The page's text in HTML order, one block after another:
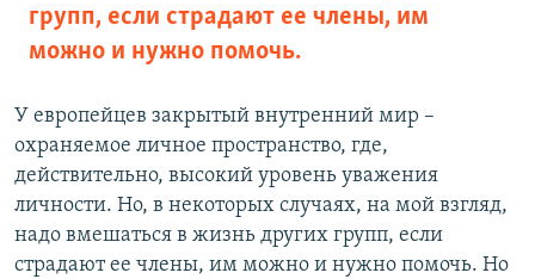
групп, если страдают ее члены, им
можно и нужно помочь.
У европейцев закрытый внутренний мир –
охраняемое личное пространство, где,
действительно, высокий уровень уважения
личности. Но, в некоторых случаях, на мой взгляд,
надо вмешаться в жизнь других групп, если
страдают ее члены, им можно и нужно помочь. Но